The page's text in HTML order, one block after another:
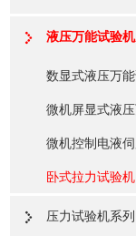
液压万能试验机
数显式液压万
微机屏显式液
微机控制电液
卧式拉力试验机
压力试验机系列